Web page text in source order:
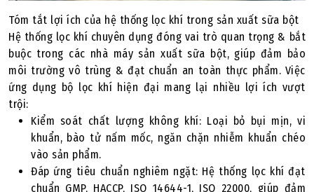
Tóm tắt lợi ích của hệ thống lọc khí trong sản xuất sữa bột
Hệ thống lọc khí chuyên dụng đóng vai trò quan trọng & bắt
buộc trong các nhà máy sản xuất sữa bột, giúp đảm bảo
môi trường vô trùng & đạt chuẩn an toàn thực phẩm. Việc
ứng dụng bộ lọc khí hiện đại mang lại nhiều lợi ích vượt
trội:
Kiểm soát chất lượng không khí: Loại bỏ bụi mịn, vi
khuẩn, bào tử nấm mốc, ngăn chặn nhiễm khuẩn chéo
vào sản phẩm.
Đáp ứng tiêu chuẩn nghiêm ngặt: Hệ thống lọc khí đạt
chuẩn GMP, HACCP, ISO 14644-1, ISO 22000, giúp đảm